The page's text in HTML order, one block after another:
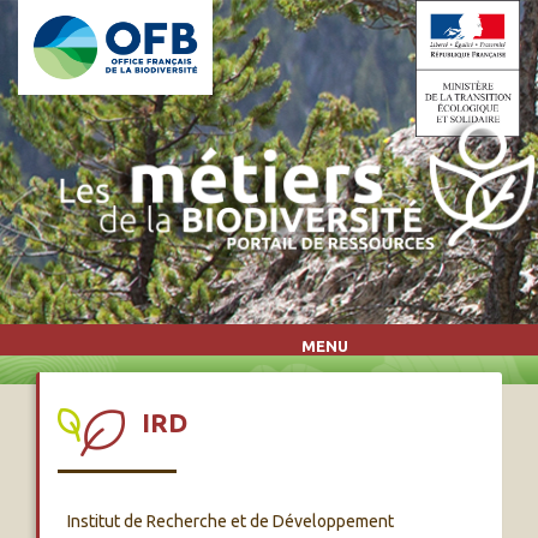
Aller au contenu principal
MENU
IRD
Institut de Recherche et de Développement